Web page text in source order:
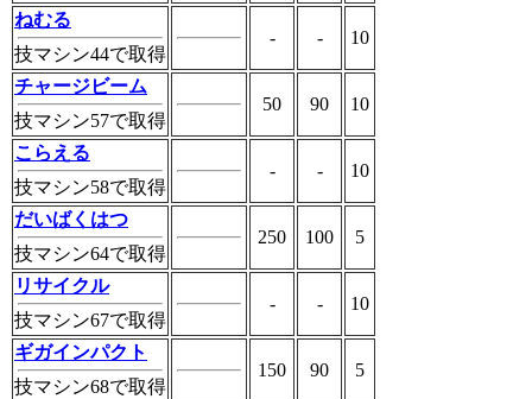
ねむる
技マシン44で取得
- - 10
チャージビーム
技マシン57で取得
50 90 10
こらえる
技マシン58で取得
- - 10
だいばくはつ
技マシン64で取得
250 100 5
リサイクル
技マシン67で取得
- - 10
ギガインパクト
技マシン68で取得
150 90 5